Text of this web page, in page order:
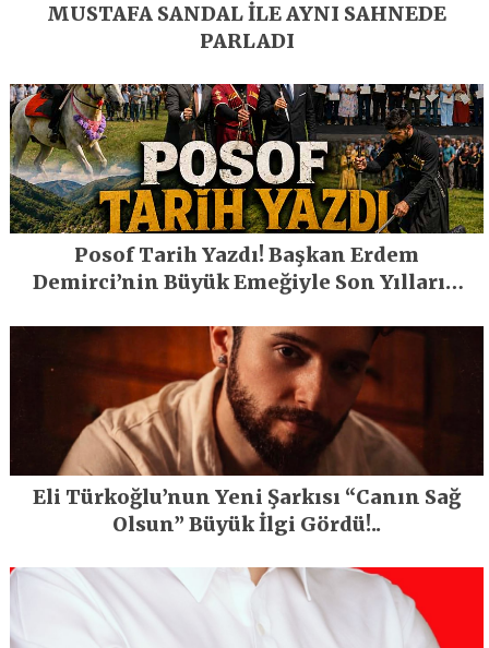
MUSTAFA SANDAL İLE AYNI SAHNEDE
PARLADI
Posof Tarih Yazdı! Başkan Erdem
Demirci’nin Büyük Emeğiyle Son Yılların
Eli Türkoğlu’nun Yeni Şarkısı “Canın Sağ
Olsun” Büyük İlgi Gördü!..